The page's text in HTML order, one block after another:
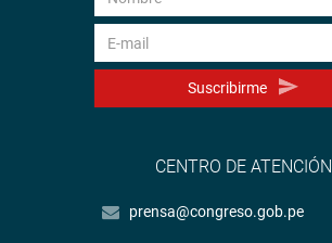
Suscribirme
CENTRO DE ATENCIÓN
prensa@congreso.gob.pe